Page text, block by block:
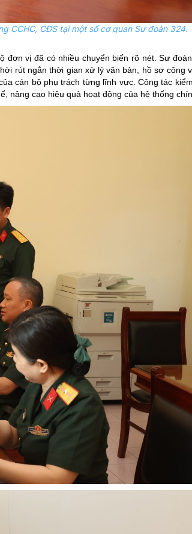
CCHC, CĐS tại một số cơ quan Sư đoàn 324.
vị đã có nhiều chuyển biến rõ nét. Sư
rút ngắn thời gian xử lý văn bản, hồ sơ công
cán bộ phụ trách từng lĩnh vực. Công tác
nâng cao hiệu quả hoạt động của hệ thống